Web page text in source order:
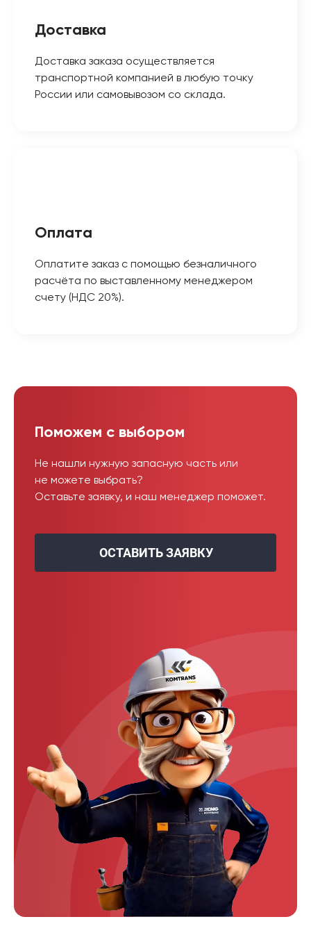
Доставка
Доставка заказа осуществляется
транспортной компанией в любую точку
России или самовывозом со склада.
Оплата
Оплатите заказ с помощью безналичного
расчёта по выставленному менеджером
счету (НДС 20%).
Поможем с выбором
Не нашли нужную запасную часть или
не можете выбрать?
Оставьте заявку, и наш менеджер поможет.
ОСТАВИТЬ ЗАЯВКУ